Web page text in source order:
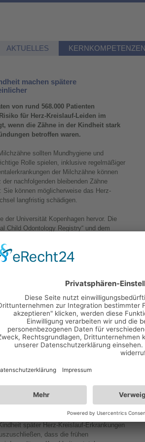
AKTUELLES KERNKOMPETENZEN
machen spätere
von rund 568.000 Patienten
für Herz-Kreislauf-Leiden im
wenn die Zähne in der Kindheit stark
betroffen waren.
sollten Mundhygiene und
Rolle spielen, inklusive regelmäßiger
der Milchzähne können
nachfolgenden bleibenden Zähne
Sie können möglicherweise das Herz-
langfristig schädigen.
der Universität Kopenhagen hervor. Die
Child Odontology Registry“ und dem
bis 2018 laufende Daten zu rund
1972 geboren wurden.
Diagnosen im Kindesalter mit
Herzinfarkt, Schlaganfall, koronare
Verzerrungen zu vermeiden, wurden
am Bildungsgrad,
Risikoerhöhung
sich: Zahn- und Zahnfleischerkrankungen
Risiko deutlich. Um 45
Kreislauf-Erkrankungen bei starker
Zahnfleischentzündung. Das Risiko
bei Karies um 19 und bei
Prozent.
Zusammenhänge, die nicht
hinweisen, wie Studienautorin
Pressemitteilung betont: „Dies ist eine
daraus nicht schließen, dass eine
später Herz-Kreislauf-Erkrankungen
dass die frühen